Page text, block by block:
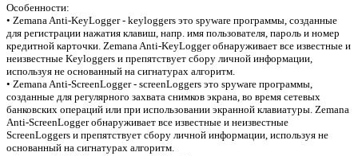
Особенности:
• Zemana Anti-KeyLogger - keyloggers это spyware программы, созданные
для регистрации нажатия клавиш, напр. имя пользователя, пароль и номер
кредитной карточки. Zemana Anti-KeyLogger обнаруживает все известные и
неизвестные Keyloggers и препятствует сбору личной информации,
используя не основанный на сигнатурах алгоритм.
• Zemana Anti-ScreenLogger - screenLoggers это spyware программы,
созданные для регулярного захвата снимков экрана, во время сетевых
банковских операций или при использовании экранной клавиатуры. Zemana
Anti-ScreenLogger обнаруживает все известные и неизвестные
ScreenLoggers и препятствует сбору личной информации, используя не
основанный на сигнатурах алгоритм.